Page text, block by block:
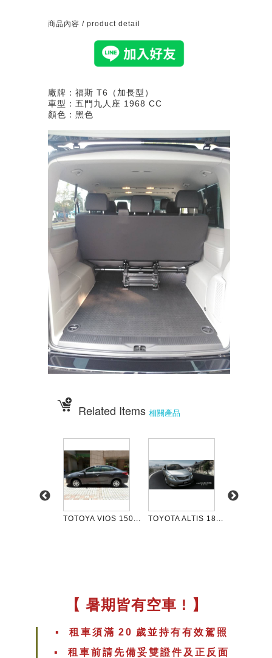
商品內容 / product detail
廠牌：福斯 T6（加長型）
車型：五門九人座 1968 CC
顏色：黑色
Related Items 相關產品
TOTOYA VIOS 150... TOYOTA ALTIS 18...
【 暑期皆有空車 ! 】
▪︎ 租車須滿 20 歲並持有有效駕照
▪︎ 租車前請先備妥雙證件及正反面